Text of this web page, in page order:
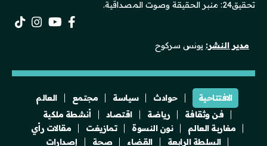
تحقيق24: منبر الحقيقة وصوت المصداقية.
مدير النشر: يونس سركوح
الافتتاحية حوادث سياسة مجتمع
العالم
فن وثقافة
رياضة اقتصاد
أنشطة ملكية
مغاربة العالم
نون النسوة تمازيغت
مقالات رأي
السلطة الرابعة
القضاء صحة
إصدارات